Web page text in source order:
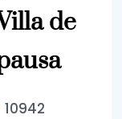
de
10942